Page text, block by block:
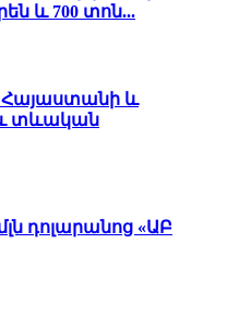
և 700 տոն...
Հայաստանի և
և տևական
դոլարանոց «ԱԲ